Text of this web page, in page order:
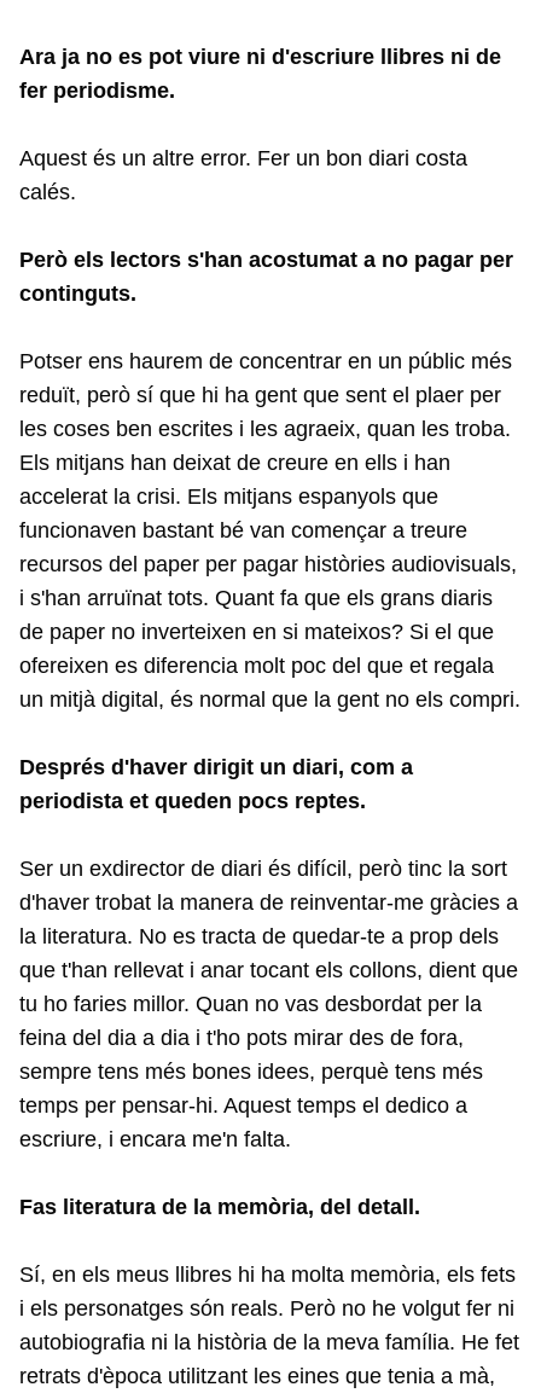
Ara ja no es pot viure ni d'escriure llibres ni de
fer periodisme.
Aquest és un altre error. Fer un bon diari costa
calés.
Però els lectors s'han acostumat a no pagar per
continguts.
Potser ens haurem de concentrar en un públic més
reduït, però sí que hi ha gent que sent el plaer per
les coses ben escrites i les agraeix, quan les troba.
Els mitjans han deixat de creure en ells i han
accelerat la crisi. Els mitjans espanyols que
funcionaven bastant bé van començar a treure
recursos del paper per pagar històries audiovisuals,
i s'han arruïnat tots. Quant fa que els grans diaris
de paper no inverteixen en si mateixos? Si el que
ofereixen es diferencia molt poc del que et regala
un mitjà digital, és normal que la gent no els compri.
Després d'haver dirigit un diari, com a
periodista et queden pocs reptes.
Ser un exdirector de diari és difícil, però tinc la sort
d'haver trobat la manera de reinventar-me gràcies a
la literatura. No es tracta de quedar-te a prop dels
que t'han rellevat i anar tocant els collons, dient que
tu ho faries millor. Quan no vas desbordat per la
feina del dia a dia i t'ho pots mirar des de fora,
sempre tens més bones idees, perquè tens més
temps per pensar-hi. Aquest temps el dedico a
escriure, i encara me'n falta.
Fas literatura de la memòria, del detall.
Sí, en els meus llibres hi ha molta memòria, els fets
i els personatges són reals. Però no he volgut fer ni
autobiografia ni la història de la meva família. He fet
retrats d'època utilitzant les eines que tenia a mà,